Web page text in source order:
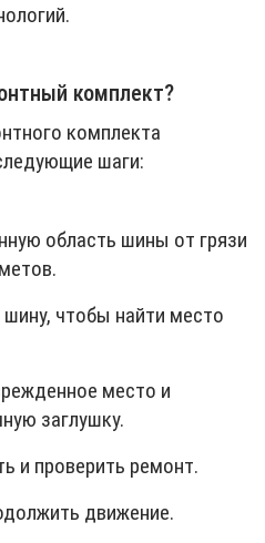
комплект?
комплекта
шаги:
область шины от грязи
чтобы найти место
место и
заглушку.
и проверить ремонт.
движение.